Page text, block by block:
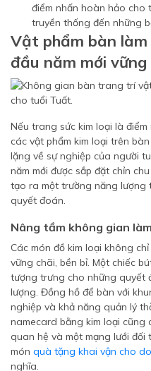
điểm nhấn hoàn hảo
truyền thống đến những
Vật phẩm bàn làm
đầu năm mới vững
Nếu trang sức kim loại là
các vật phẩm kim loại trên
lặng về sự nghiệp của người
năm mới được sắp đặt chỉn
tạo ra một trường năng lượng
quyết đoán.
Nâng tầm không gian
Các món đồ kim loại không
vững chãi, bền bỉ. Một chiếc
tượng trưng cho những quyết
lượng. Đồng hồ để bàn với
nghiệp và khả năng quản lý
namecard bằng kim loại cũng
quan hệ và một mạng lưới
món quà tặng khai vận cho
nghĩa.